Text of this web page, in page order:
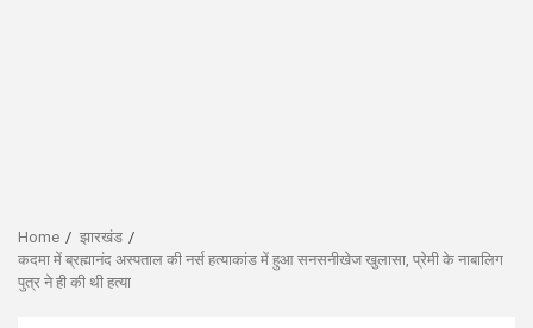
Home
झारखंड
कदमा में ब्रह्मानंद अस्पताल की नर्स हत्याकांड में हुआ सनसनीखेज खुलासा, प्रेमी के नाबालिग
पुत्र ने ही की थी हत्या